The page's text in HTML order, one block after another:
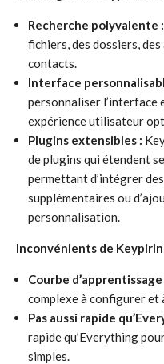
Recherche polyvalente :
fichiers, des dossiers,
contacts.
Interface
personnaliser l’interface
expérience utilisateur
Plugins extensibles :
de plugins qui étendent
permettant d’intégrer
supplémentaires ou
personnalisation.
Inconvénients de
Courbe d’apprentissage
complexe à configurer et
Pas aussi rapide
rapide qu’Everything
simples.